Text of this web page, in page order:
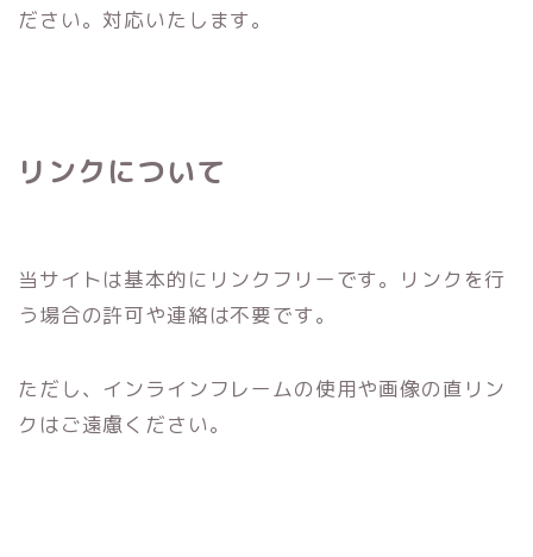
ださい。対応いたします。
リンクについて
当サイトは基本的にリンクフリーです。リンクを行
う場合の許可や連絡は不要です。
ただし、インラインフレームの使用や画像の直リン
クはご遠慮ください。